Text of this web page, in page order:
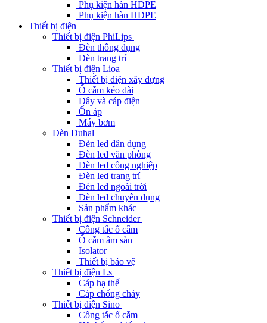
Phụ kiện hàn HDPE
Phụ kiện hàn HDPE
Thiết bị điện
Thiết bị điện PhiLips
Đèn thông dụng
Đèn trang trí
Thiết bị điện Lioa
Thiết bị điện xây dựng
Ổ cắm kéo dài
Dây và cáp điện
Ổn áp
Máy bơm
Đèn Duhal
Đèn led dân dụng
Đèn led văn phòng
Đèn led công nghiệp
Đèn led trang trí
Đèn led ngoài trời
Đèn led chuyên dụng
Sản phẩm khác
Thiết bị điện Schneider
Công tắc ổ cắm
Ổ cắm âm sàn
Isolator
Thiết bị bảo vệ
Thiết bị điện Ls
Cáp hạ thế
Cáp chống cháy
Thiết bị điện Sino
Công tắc ổ cắm